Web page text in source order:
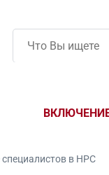
ЦЕНТРЫв НРС